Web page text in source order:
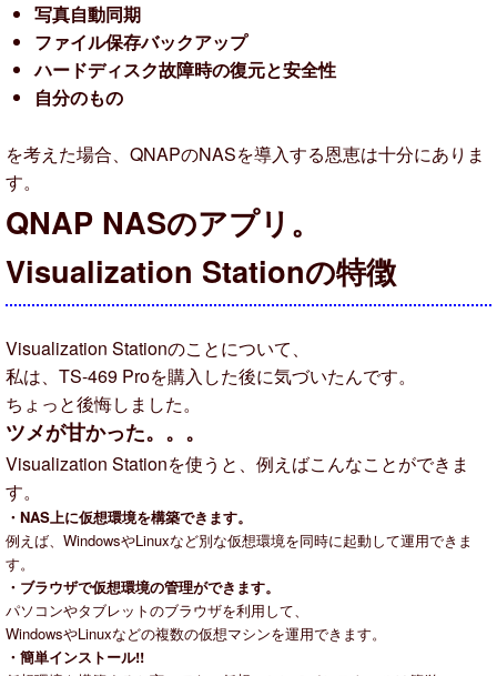
写真自動同期
ファイル保存バックアップ
ハードディスク故障時の復元と安全性
自分のもの
を考えた場合、QNAPのNASを導入する恩恵は十分にありま
す。
QNAP NASのアプリ。
Visualization Stationの特徴
Visualization Stationのことについて、
私は、TS-469 Proを購入した後に気づいたんです。
ちょっと後悔しました。
ツメが甘かった。。。
Visualization Stationを使うと、例えばこんなことができま
す。
・NAS上に仮想環境を構築できます。
例えば、WindowsやLinuxなど別な仮想環境を同時に起動して運用できま
す。
・ブラウザで仮想環境の管理ができます。
パソコンやタブレットのブラウザを利用して、
WindowsやLinuxなどの複数の仮想マシンを運用できます。
・簡単インストール!!